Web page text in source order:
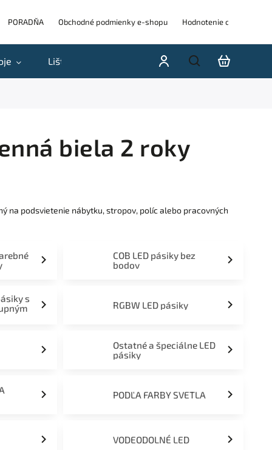
PORADŇA Obchodné podmienky e-shopu Hodnotenie obchodu
Lišty Akcie a výpredaje Blog
biela 2 roky
na podsvietenie nábytku, stropov, políc alebo pracovných
COB LED pásiky bez
bodov
s
RGBW LED pásiky
Ostatné a špeciálne LED
pásiky
PODĽA FARBY SVETLA
VODEODOLNÉ LED